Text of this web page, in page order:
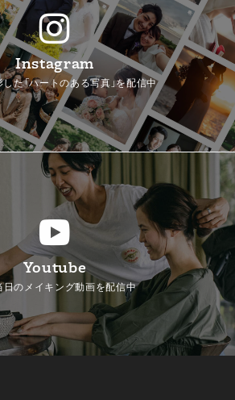
Instagram
た「ハートのある写真」を配信中
Youtube
日のメイキング動画を配信中